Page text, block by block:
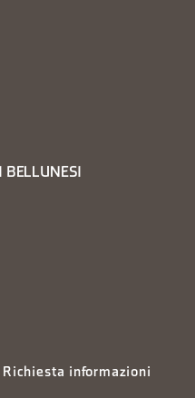
BELLUNESI
Richiesta informazioni